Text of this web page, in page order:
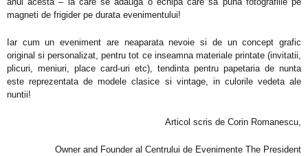
magneti de frigider pe durata evenimentului!
Iar cum un eveniment are neaparata nevoie si de un concept grafic
original si personalizat, pentru tot ce inseamna materiale printate (invitatii,
plicuri, meniuri, place card-uri etc), tendinta pentru papetaria de nunta
este reprezentata de modele clasice si vintage, in culorile vedeta ale
nuntii!
Articol scris de Corin Romanescu,
Owner and Founder al Centrului de Evenimente The President